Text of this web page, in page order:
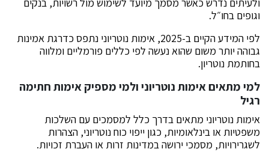
וגופים בחו״ל.
לפי המידע הקיים ב-2025, אימות נוטריוני נתפס כדרגת אמינות
גבוהה יותר משום שהוא נעשה לפי כללים פורמליים ומלווה
בחותמת נוטריון.
למי מתאים אימות נוטריוני ולמי מספיק אימות חתימה
רגיל
אימות נוטריוני מתאים בדרך כלל למסמכים עם השלכות
משפטיות או בינלאומיות, כגון ייפוי כוח נוטריוני, הצהרות
לשגרירויות, מסמכי ירושה במדינות זרות או העברת זכויות.